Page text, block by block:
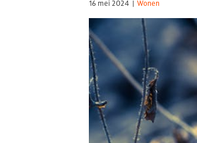
16 mei 2024 | Wonen